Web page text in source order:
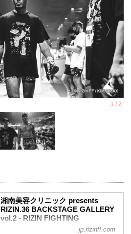
湘南美容クリニック presents
RIZIN.36 BACKSTAGE GALLERY
vol.2 - RIZIN FIGHTING
FEDERATION オフィシャルサイト
jp.rizinff.com